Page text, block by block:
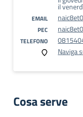
il
EMAIL
PEC
TELEFONO
Naviga
Cosa serve